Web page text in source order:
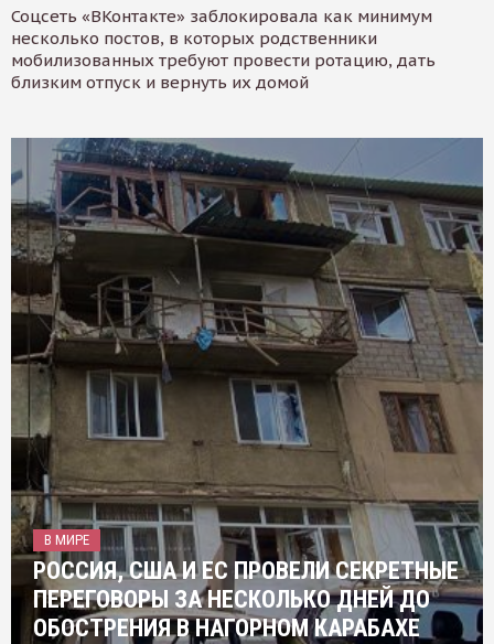
Соцсеть «ВКонтакте» заблокировала как минимум
несколько постов, в которых родственники
мобилизованных требуют провести ротацию, дать
близким отпуск и вернуть их домой
В МИРЕ
РОССИЯ, США И ЕС ПРОВЕЛИ СЕКРЕТНЫЕ
ПЕРЕГОВОРЫ ЗА НЕСКОЛЬКО ДНЕЙ ДО
ОБОСТРЕНИЯ В НАГОРНОМ КАРАБАХЕ